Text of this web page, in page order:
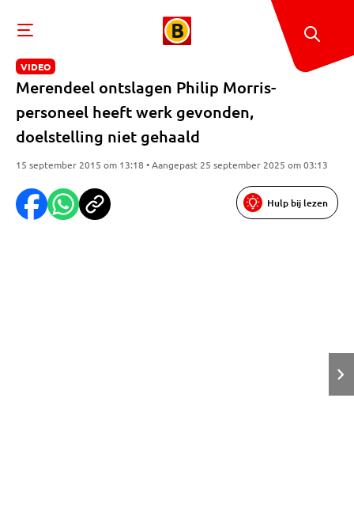
VIDEO
Merendeel ontslagen Philip Morris-
personeel heeft werk gevonden,
doelstelling niet gehaald
15 september 2015 om 13:18 • Aangepast 25 september 2025 om 03:13
Hulp bij lezen